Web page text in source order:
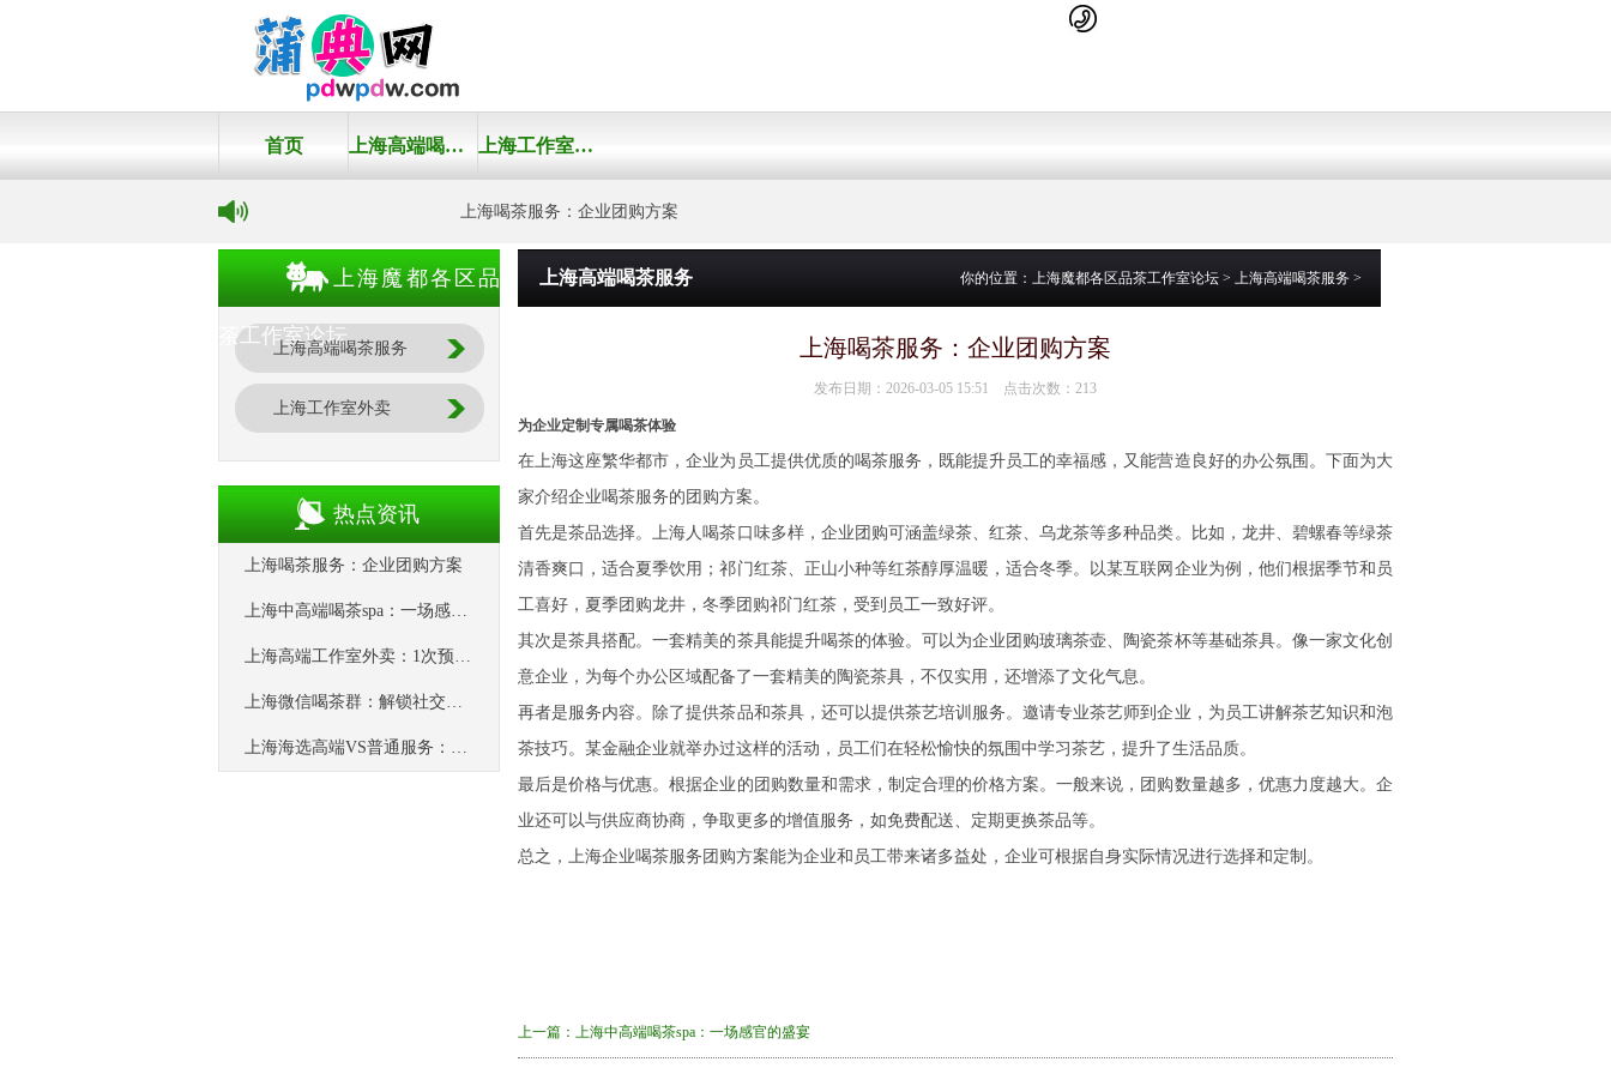
首页 上海高端喝茶服务 上海工作室外卖
上海喝茶服务：企业团购方案
上海魔都各区品
茶工作室论坛
上海高端喝茶服务
上海工作室外卖
热点资讯
上海喝茶服务：企业团购方案
上海中高端喝茶spa：一场感官的盛宴
上海高端工作室外卖：1次预订享3次服务
上海微信喝茶群：解锁社交新玩法
上海海选高端VS普通服务：品质谁更胜？
上海高端喝茶服务 你的位置： 上海魔都各区品茶工作室论坛 > 上海高端喝茶服务 >
上海喝茶服务：企业团购方案
发布日期：2026-03-05 15:51 点击次数：213
为企业定制专属喝茶体验
在上海这座繁华都市，企业为员工提供优质的喝茶服务，既能提升员工的幸福感，又能营造良好的办公氛围。下面为大
家介绍企业喝茶服务的团购方案。
首先是茶品选择。上海人喝茶口味多样，企业团购可涵盖绿茶、红茶、乌龙茶等多种品类。比如，龙井、碧螺春等绿茶
清香爽口，适合夏季饮用；祁门红茶、正山小种等红茶醇厚温暖，适合冬季。以某互联网企业为例，他们根据季节和员
工喜好，夏季团购龙井，冬季团购祁门红茶，受到员工一致好评。
其次是茶具搭配。一套精美的茶具能提升喝茶的体验。可以为企业团购玻璃茶壶、陶瓷茶杯等基础茶具。像一家文化创
意企业，为每个办公区域配备了一套精美的陶瓷茶具，不仅实用，还增添了文化气息。
再者是服务内容。除了提供茶品和茶具，还可以提供茶艺培训服务。邀请专业茶艺师到企业，为员工讲解茶艺知识和泡
茶技巧。某金融企业就举办过这样的活动，员工们在轻松愉快的氛围中学习茶艺，提升了生活品质。
最后是价格与优惠。根据企业的团购数量和需求，制定合理的价格方案。一般来说，团购数量越多，优惠力度越大。企
业还可以与供应商协商，争取更多的增值服务，如免费配送、定期更换茶品等。
总之，上海企业喝茶服务团购方案能为企业和员工带来诸多益处，企业可根据自身实际情况进行选择和定制。
上一篇： 上海中高端喝茶spa：一场感官的盛宴